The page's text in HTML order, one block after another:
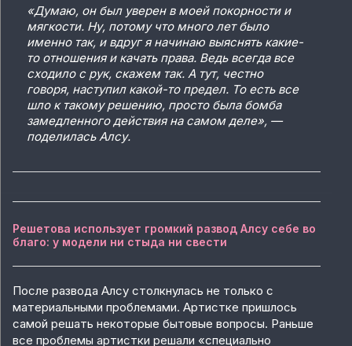
«Думаю, он был уверен в моей покорности и
мягкости. Ну, потому что много лет было
именно так, и вдруг я начинаю выяснять какие-
то отношения и качать права. Ведь всегда все
сходило с рук, скажем так. А тут, честно
говоря, наступил какой-то предел. То есть все
шло к такому решению, просто была бомба
замедленного действия на самом деле», —
поделилась Алсу.
Решетова использует громкий развод Алсу себе во
благо: у модели ни стыда ни свести
После развода Алсу столкнулась не только с
материальными проблемами. Артистке пришлось
самой решать некоторые бытовые вопросы. Раньше
все проблемы артистки решали «специально